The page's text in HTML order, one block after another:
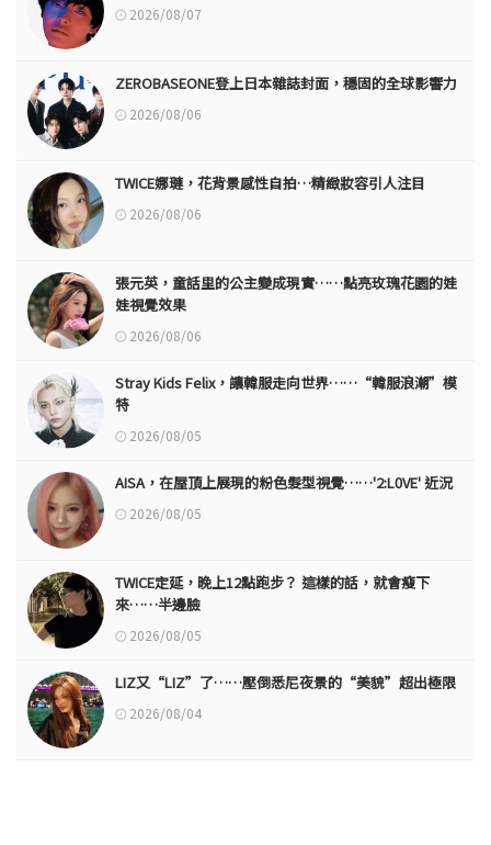
2026/08/07
ZEROBASEONE登上日本雜誌封面，穩固的全球影響力
2026/08/06
TWICE娜璉，花背景感性自拍…精緻妝容引人注目
2026/08/06
張元英，童話里的公主變成現實……點亮玫瑰花園的娃
娃視覺效果
2026/08/06
Stray Kids Felix，讓韓服走向世界……“韓服浪潮”模
特
2026/08/05
AISA，在屋頂上展現的粉色髮型視覺……'2:L0VE' 近況
2026/08/05
TWICE定延，晚上12點跑步？ 這樣的話，就會瘦下
來……半邊臉
2026/08/05
LIZ又“LIZ”了……壓倒悉尼夜景的“美貌”超出極限
2026/08/04